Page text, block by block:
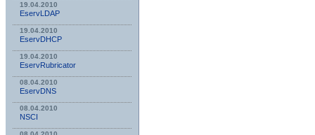
19.04.2010
EservLDAP
19.04.2010
EservDHCP
19.04.2010
EservRubricator
08.04.2010
EservDNS
08.04.2010
NSСI